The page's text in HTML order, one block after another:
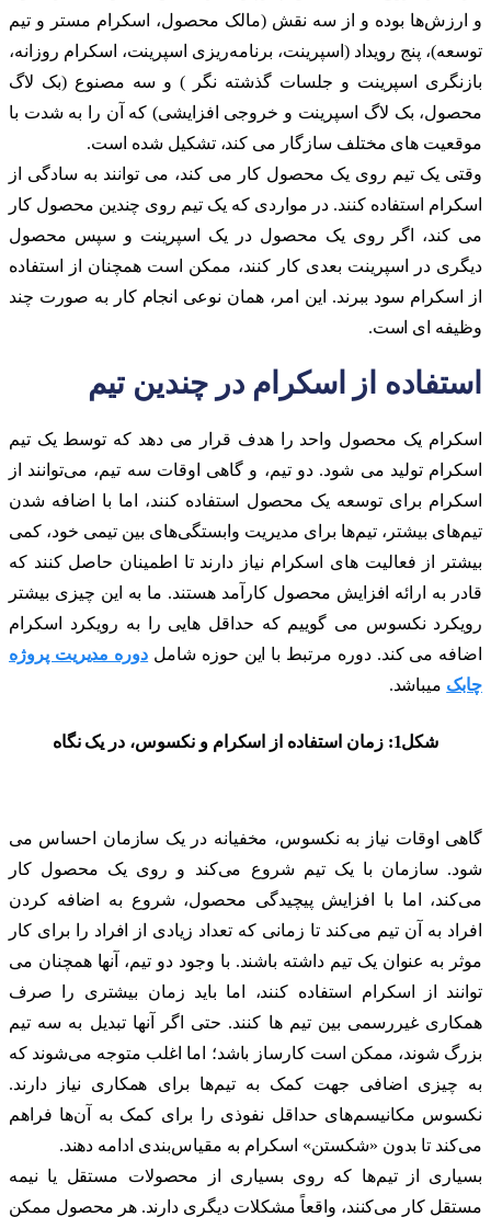
و ارزش‌ها بوده و از سه نقش (مالک محصول، اسکرام مستر و تیم
توسعه)، پنج رویداد (اسپرینت، برنامه‌ریزی اسپرینت، اسکرام روزانه،
بازنگری اسپرینت و جلسات گذشته نگر ) و سه مصنوع (بک لاگ
محصول، بک لاگ اسپرینت و خروجی افزایشی) که آن را به شدت با
موقعیت های مختلف سازگار می کند، تشکیل شده است.
وقتی یک تیم روی یک محصول کار می کند، می توانند به سادگی از
اسکرام استفاده کنند. در مواردی که یک تیم روی چندین محصول کار
می کند، اگر روی یک محصول در یک اسپرینت و سپس محصول
دیگری در اسپرینت بعدی کار کنند، ممکن است همچنان از استفاده
از اسکرام سود ببرند. این امر، همان نوعی انجام کار به صورت چند
وظیفه ای است.
استفاده از اسکرام در چندین تیم
اسکرام یک محصول واحد را هدف قرار می دهد که توسط یک تیم
اسکرام تولید می شود. دو تیم، و گاهی اوقات سه تیم، می‌توانند از
اسکرام برای توسعه یک محصول استفاده کنند، اما با اضافه شدن
تیم‌های بیشتر، تیم‌ها برای مدیریت وابستگی‌های بین تیمی خود، کمی
بیشتر از فعالیت های اسکرام نیاز دارند تا اطمینان حاصل کنند که
قادر به ارائه افزایش محصول کارآمد هستند. ما به این چیزی بیشتر
رویکرد نکسوس می گوییم که حداقل هایی را به رویکرد اسکرام
اضافه می کند. دوره مرتبط با این حوزه شامل دوره مدیریت پروژه
چابک میباشد.
شکل1: زمان استفاده از اسکرام و نکسوس، در یک نگاه
گاهی اوقات نیاز به نکسوس، مخفیانه در یک سازمان احساس می
شود. سازمان با یک تیم شروع می‌کند و روی یک محصول کار
می‌کند، اما با افزایش پیچیدگی محصول، شروع به اضافه کردن
افراد به آن تیم می‌کند تا زمانی که تعداد زیادی از افراد را برای کار
موثر به عنوان یک تیم داشته باشند. با وجود دو تیم، آنها همچنان می
توانند از اسکرام استفاده کنند، اما باید زمان بیشتری را صرف
همکاری غیررسمی بین تیم ها کنند. حتی اگر آنها تبدیل به سه تیم
بزرگ شوند، ممکن است کارساز باشد؛ اما اغلب متوجه می‌شوند که
به چیزی اضافی جهت کمک به تیم‌ها برای همکاری نیاز دارند.
نکسوس مکانیسم‌های حداقل نفوذی را برای کمک به آن‌ها فراهم
می‌کند تا بدون «شکستن» اسکرام به مقیاس‌بندی ادامه دهند.
بسیاری از تیم‌ها که روی بسیاری از محصولات مستقل یا نیمه
مستقل کار می‌کنند، واقعاً مشکلات دیگری دارند. هر محصول ممکن